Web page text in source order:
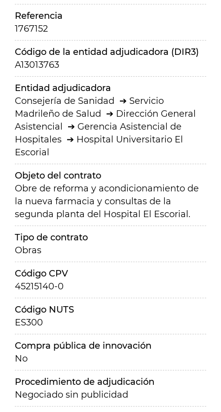
Referencia
1767152
Código de la entidad adjudicadora (DIR3)
A13013763
Entidad adjudicadora
Consejería de Sanidad
Servicio
Madrileño de Salud
Dirección General
Asistencial
Gerencia Asistencial de
Hospitales
Hospital Universitario El
Escorial
Objeto del contrato
Obre de reforma y acondicionamiento de
la nueva farmacia y consultas de la
segunda planta del Hospital El Escorial.
Tipo de contrato
Obras
Código CPV
45215140-0
Código NUTS
ES300
Compra pública de innovación
No
Procedimiento de adjudicación
Negociado sin publicidad